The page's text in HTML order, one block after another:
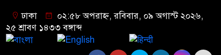
ঢাকা
০২:৫৮ অপরাহ্ন, রবিবার, ০৯ অগাস্ট ২০২৬,
২৫ শ্রাবণ ১৪৩৩ বঙ্গাব্দ